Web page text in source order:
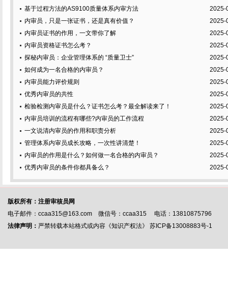
基于过程方法的AS9100质量体系内审方法
2025-
内审员，只是一张证书，还是真有价值？
2025-
内审员证书的作用，一文带你了解
2025-
内审员资格证书怎么考？
2025-
探秘内审员：企业管理体系的 “质量卫士”
2025-
如何成为一名合格的内审员？
2025-
内审员能力评价规则
2025-
优秀内审员的共性
2025-
检验检测内审员是什么？证书怎么考？最全解读来了！
2025-
内审员培训的流程有哪些?内审员的工作流程
2025-
一文说清内审员的作用和职责分析
2025-
管理体系内审员成长攻略，一次性讲清楚！
2025-
内审员的作用是什么？如何做一名合格的内审员？
2025-
优秀内审员的条件你都具备么？
2025-
版权所有：注册审核员网
电子邮件：ccaa315@163.com 微信号：ccaa315 电话：13810875796
法律声明： 严禁转载本站格式或内容《知识产权法》 苏ICP备13008883号-1